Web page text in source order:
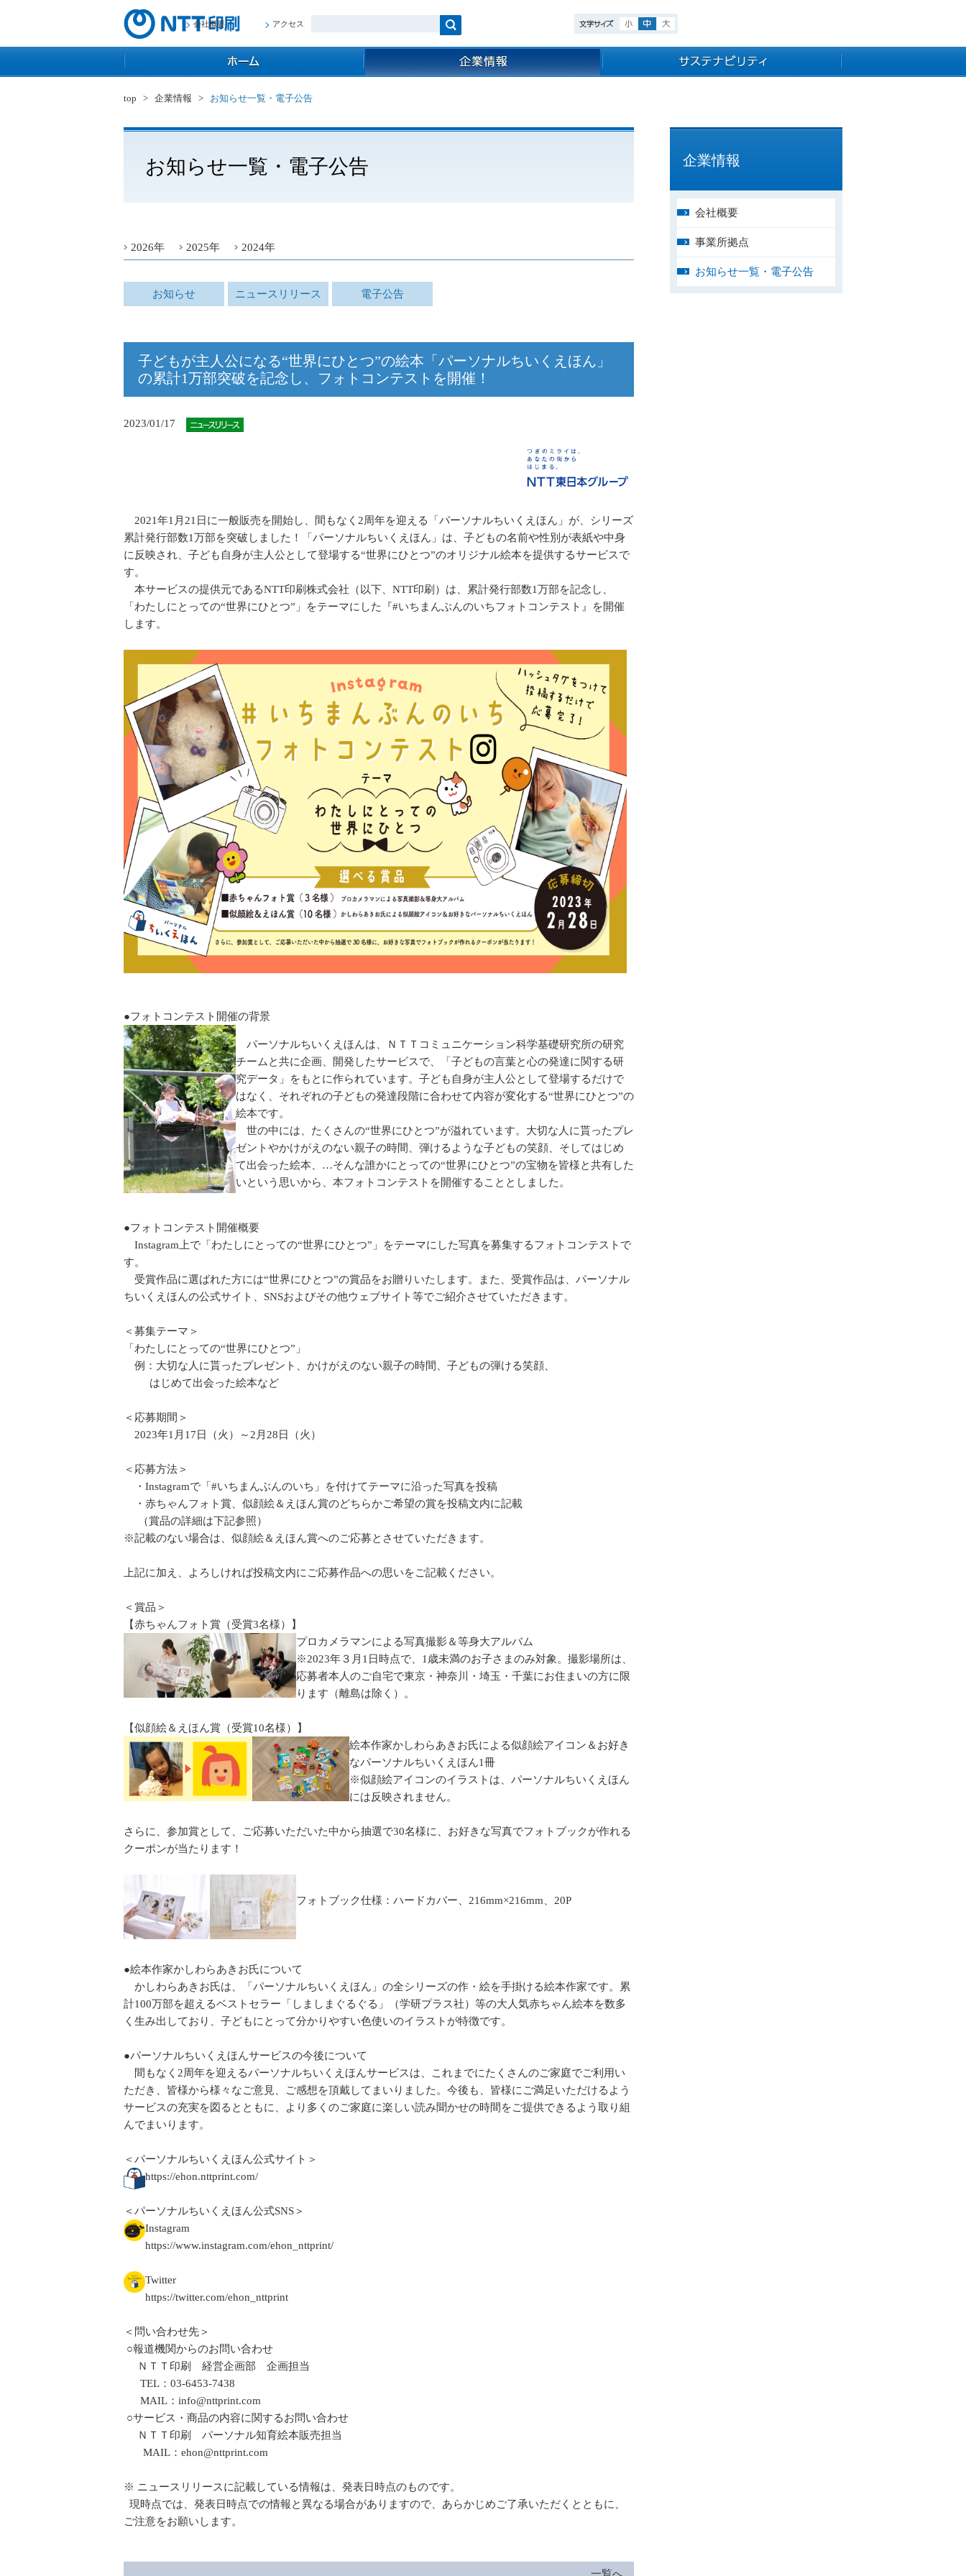
会社概要 アクセス 小 中
top > 企業情報 > お知らせ一覧・電子公告
お知らせ一覧・電子公告
2026年 2025年 2024年
お知らせ ニュースリリース 電子公告
子どもが主人公になる“世界にひとつ”の絵本「パーソナルちいくえほん」
の累計1万部突破を記念し、フォトコンテストを開催！
2023/01/17
2021年1月21日に一般販売を開始し、間もなく2周年を迎える「パーソナルちいくえほん」が、シリーズ
累計発行部数1万部を突破しました！「パーソナルちいくえほん」は、子どもの名前や性別が表紙や中身
に反映され、子ども自身が主人公として登場する“世界にひとつ”のオリジナル絵本を提供するサービスで
す。
本サービスの提供元であるNTT印刷株式会社（以下、NTT印刷）は、累計発行部数1万部を記念し、
「わたしにとっての“世界にひとつ”」をテーマにした『#いちまんぶんのいちフォトコンテスト』を開催
します。
●フォトコンテスト開催の背景
パーソナルちいくえほんは、ＮＴＴコミュニケーション科学基礎研究所の研究
チームと共に企画、開発したサービスで、「子どもの言葉と心の発達に関する研
究データ」をもとに作られています。子ども自身が主人公として登場するだけで
はなく、それぞれの子どもの発達段階に合わせて内容が変化する“世界にひとつ”の
絵本です。
世の中には、たくさんの“世界にひとつ”が溢れています。大切な人に貰ったプレ
ゼントやかけがえのない親子の時間、弾けるような子どもの笑顔、そしてはじめ
て出会った絵本、…そんな誰かにとっての“世界にひとつ”の宝物を皆様と共有した
いという思いから、本フォトコンテストを開催することとしました。
●フォトコンテスト開催概要
Instagram上で「わたしにとっての“世界にひとつ”」をテーマにした写真を募集するフォトコンテストで
す。
受賞作品に選ばれた方には“世界にひとつ”の賞品をお贈りいたします。また、受賞作品は、パーソナル
ちいくえほんの公式サイト、SNSおよびその他ウェブサイト等でご紹介させていただきます。
＜募集テーマ＞
「わたしにとっての“世界にひとつ”」
例：大切な人に貰ったプレゼント、かけがえのない親子の時間、子どもの弾ける笑顔、
はじめて出会った絵本など
＜応募期間＞
2023年1月17日（火）～2月28日（火）
＜応募方法＞
・Instagramで「#いちまんぶんのいち」を付けてテーマに沿った写真を投稿
・赤ちゃんフォト賞、似顔絵＆えほん賞のどちらかご希望の賞を投稿文内に記載
（賞品の詳細は下記参照）
※記載のない場合は、似顔絵＆えほん賞へのご応募とさせていただきます。
上記に加え、よろしければ投稿文内にご応募作品への思いをご記載ください。
＜賞品＞
【赤ちゃんフォト賞（受賞3名様）】
プロカメラマンによる写真撮影＆等身大アルバム
※2023年３月1日時点で、1歳未満のお子さまのみ対象。撮影場所は、
応募者本人のご自宅で東京・神奈川・埼玉・千葉にお住まいの方に限
ります（離島は除く）。
【似顔絵＆えほん賞（受賞10名様）】
絵本作家かしわらあきお氏による似顔絵アイコン＆お好き
なパーソナルちいくえほん1冊
※似顔絵アイコンのイラストは、パーソナルちいくえほん
には反映されません。
さらに、参加賞として、ご応募いただいた中から抽選で30名様に、お好きな写真でフォトブックが作れる
クーポンが当たります！
フォトブック仕様：ハードカバー、216mm×216mm、20P
●絵本作家かしわらあきお氏について
かしわらあきお氏は、「パーソナルちいくえほん」の全シリーズの作・絵を手掛ける絵本作家です。累
計100万部を超えるベストセラー「しましまぐるぐる」（学研プラス社）等の大人気赤ちゃん絵本を数多
く生み出しており、子どもにとって分かりやすい色使いのイラストが特徴です。
●パーソナルちいくえほんサービスの今後について
間もなく2周年を迎えるパーソナルちいくえほんサービスは、これまでにたくさんのご家庭でご利用い
ただき、皆様から様々なご意見、ご感想を頂戴してまいりました。今後も、皆様にご満足いただけるよう
サービスの充実を図るとともに、より多くのご家庭に楽しい読み聞かせの時間をご提供できるよう取り組
んでまいります。
＜パーソナルちいくえほん公式サイト＞
https://ehon.nttprint.com/
＜パーソナルちいくえほん公式SNS＞
Instagram
https://www.instagram.com/ehon_nttprint/
Twitter
https://twitter.com/ehon_nttprint
＜問い合わせ先＞
○報道機関からのお問い合わせ
ＮＴＴ印刷 経営企画部 企画担当
TEL：03-6453-7438
MAIL：info@nttprint.com
○サービス・商品の内容に関するお問い合わせ
ＮＴＴ印刷 パーソナル知育絵本販売担当
MAIL：ehon@nttprint.com
※ ニュースリリースに記載している情報は、発表日時点のものです。
現時点では、発表日時点での情報と異なる場合がありますので、あらかじめご了承いただくとともに、
ご注意をお願いします。
企業情報
会社概要
事業所拠点
お知らせ一覧・電子公告